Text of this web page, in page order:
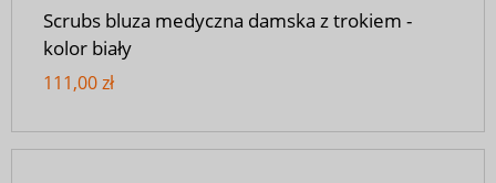
Scrubs bluza medyczna damska z trokiem -
kolor biały
111,00 zł